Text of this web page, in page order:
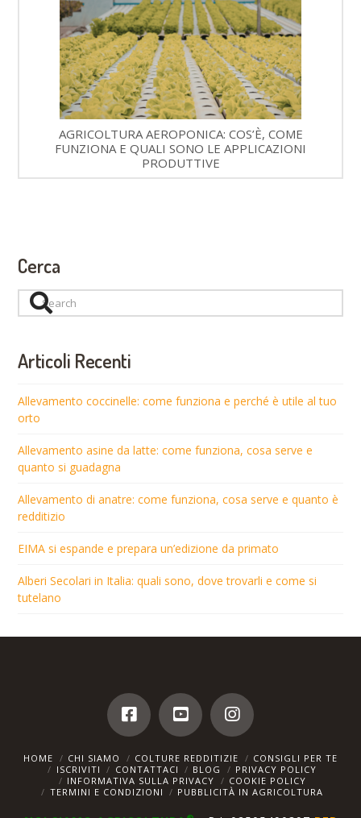
AGRICOLTURA AEROPONICA: COS’È, COME
FUNZIONA E QUALI SONO LE APPLICAZIONI
PRODUTTIVE
Cerca
Search
Articoli Recenti
Allevamento coccinelle: come funziona e perché è utile al tuo
orto
Allevamento asine da latte: come funziona, cosa serve e
quanto si guadagna
Allevamento di anatre: come funziona, cosa serve e quanto è
redditizio
EIMA si espande e prepara un’edizione da primato
Alberi Secolari in Italia: quali sono, dove trovarli e come si
tutelano
HOME CHI SIAMO COLTURE REDDITIZIE
CONSIGLI PER TE
ISCRIVITI
CONTATTACI BLOG
PRIVACY POLICY
INFORMATIVA SULLA PRIVACY
COOKIE POLICY
TERMINI E CONDIZIONI
PUBBLICITÀ IN AGRICOLTURA